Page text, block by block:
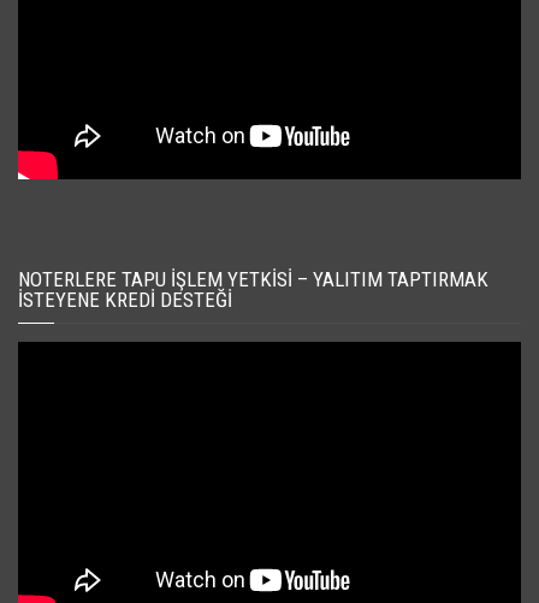
NOTERLERE TAPU İŞLEM YETKISI – YALITIM TAPTIRMAK
İSTEYENE KREDI DESTEĞI